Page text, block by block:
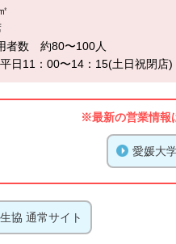
者数 約80〜100人
日11：00〜14：15(土日祝閉店)
※最新の営業情報
愛媛大
協 通常サイト